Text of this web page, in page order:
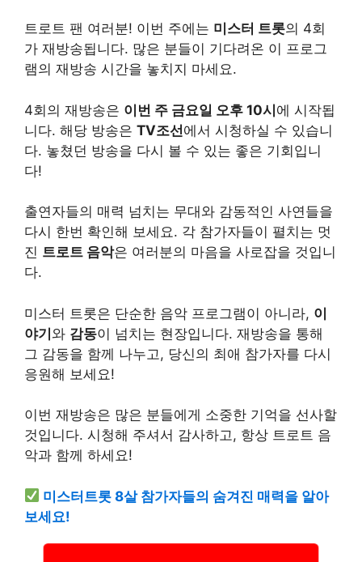
트로트 팬 여러분! 이번 주에는 미스터 트롯의 4회
가 재방송됩니다. 많은 분들이 기다려온 이 프로그
램의 재방송 시간을 놓치지 마세요.
4회의 재방송은 이번 주 금요일 오후 10시에 시작됩
니다. 해당 방송은 TV조선에서 시청하실 수 있습니
다. 놓쳤던 방송을 다시 볼 수 있는 좋은 기회입니
다!
출연자들의 매력 넘치는 무대와 감동적인 사연들을
다시 한번 확인해 보세요. 각 참가자들이 펼치는 멋
진 트로트 음악은 여러분의 마음을 사로잡을 것입니
다.
미스터 트롯은 단순한 음악 프로그램이 아니라, 이
야기와 감동이 넘치는 현장입니다. 재방송을 통해
그 감동을 함께 나누고, 당신의 최애 참가자를 다시
응원해 보세요!
이번 재방송은 많은 분들에게 소중한 기억을 선사할
것입니다. 시청해 주셔서 감사하고, 항상 트로트 음
악과 함께 하세요!
미스터트롯 8살 참가자들의 숨겨진 매력을 알아
보세요!